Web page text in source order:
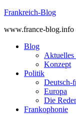
Skip
content
Frankreich-Blog
www.france-blog.info
Blog
Aktuelles
Konzept
Politik
Deutsch-
Europa
Die
Frankophonie